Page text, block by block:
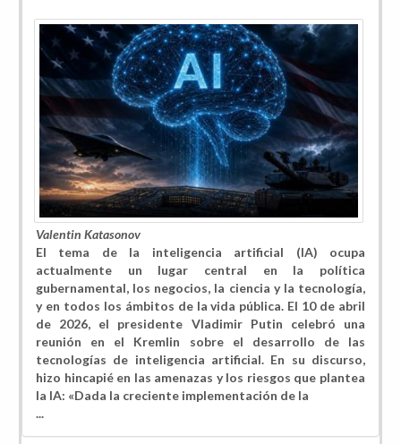
Valentin Katasonov
El tema de la inteligencia artificial (IA) ocupa
actualmente un lugar central en la política
gubernamental, los negocios, la ciencia y la tecnología,
y en todos los ámbitos de la vida pública. El 10 de abril
de 2026, el presidente Vladimir Putin celebró una
reunión en el Kremlin sobre el desarrollo de las
tecnologías de inteligencia artificial. En su discurso,
hizo hincapié en las amenazas y los riesgos que plantea
la IA: «Dada la creciente implementación de la
...